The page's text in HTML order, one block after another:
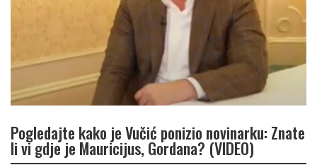
Pogledajte kako je Vučić ponizio novinarku: Znate
li vi gdje je Mauricijus, Gordana? (VIDEO)